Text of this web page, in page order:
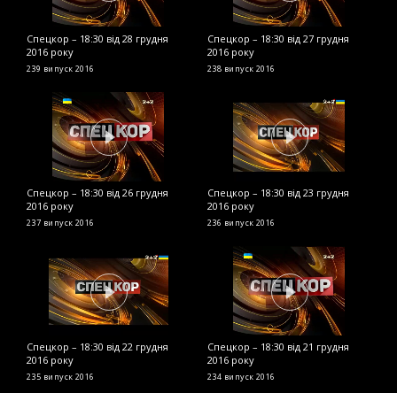
Спецкор – 18:30 від 28 грудня
2016 року
239 випуск 2016
Спецкор – 18:30 від 27 грудня
2016 року
238 випуск 2016
Спецкор – 18:30 від 26 грудня
2016 року
237 випуск 2016
Спецкор – 18:30 від 23 грудня
2016 року
236 випуск 2016
Спецкор – 18:30 від 22 грудня
2016 року
235 випуск 2016
Спецкор – 18:30 від 21 грудня
2016 року
234 випуск 2016